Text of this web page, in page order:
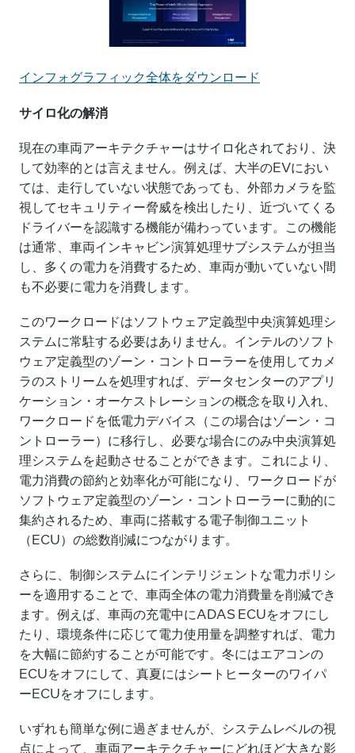
インフォグラフィック全体をダウンロード
サイロ化の解消
現在の車両アーキテクチャーはサイロ化されており、決
して効率的とは言えません。例えば、大半のEVにおい
ては、走行していない状態であっても、外部カメラを監
視してセキュリティー脅威を検出したり、近づいてくる
ドライバーを認識する機能が備わっています。この機能
は通常、車両インキャビン演算処理サブシステムが担当
し、多くの電力を消費するため、車両が動いていない間
も不必要に電力を消費します。
このワークロードはソフトウェア定義型中央演算処理シ
ステムに常駐する必要はありません。インテルのソフト
ウェア定義型のゾーン・コントローラーを使用してカメ
ラのストリームを処理すれば、データセンターのアプリ
ケーション・オーケストレーションの概念を取り入れ、
ワークロードを低電力デバイス（この場合はゾーン・コ
ントローラー）に移行し、必要な場合にのみ中央演算処
理システムを起動させることができます。これにより、
電力消費の節約と効率化が可能になり、ワークロードが
ソフトウェア定義型のゾーン・コントローラーに動的に
集約されるため、車両に搭載する電子制御ユニット
（ECU）の総数削減につながります。
さらに、制御システムにインテリジェントな電力ポリシ
ーを適用することで、車両全体の電力消費量を削減でき
ます。例えば、車両の充電中にADAS ECUをオフにし
たり、環境条件に応じて電力使用量を調整すれば、電力
を大幅に節約することが可能です。冬にはエアコンの
ECUをオフにして、真夏にはシートヒーターのワイパ
ーECUをオフにします。
いずれも簡単な例に過ぎませんが、システムレベルの視
点によって、車両アーキテクチャーにどれほど大きな影